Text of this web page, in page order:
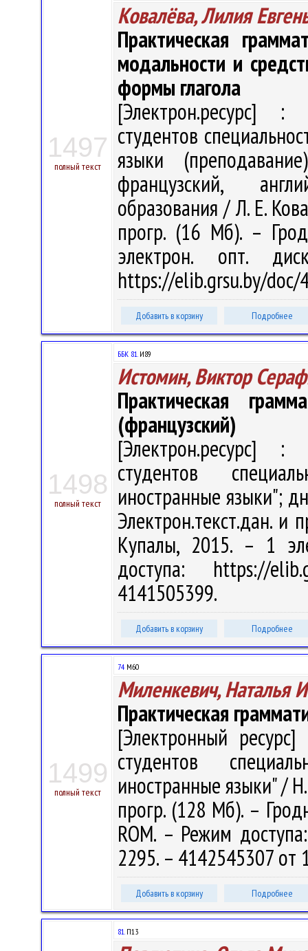
1497
полный текст
Ковалёва, Лилия
Практическая
модальности и
формы глагола
[Электрон.ресурс] :
студентов
языки
французский,
образования / Л. Е.
прогр. (16 Мб). –
электрон. опт.
https://elib.grsu.by/doc/
Добавить в корзину Подробнее
1498
полный текст
ББК 81.И89
Истомин, Виктор
Практическая
(французский)
[Электрон.ресурс] :
студентов
иностранные языки";
Электрон.текст.дан. и
Купалы, 2015. – 1
доступа: https://
4141505399.
Добавить в корзину Подробнее
1499
полный текст
74 М60
Миленкевич, Наталья
Практическая
[Электронный
студентов
иностранные языки" /
прогр. (128 Мб). –
ROM. – Режим
2295. – 4142545307 от
Добавить в корзину Подробнее
81.П13